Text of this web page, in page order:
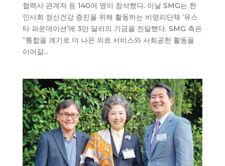
협력사 관계자 등 140여 명이 참석했다. 이날 SMG는 한
인사회 정신건강 증진을 위해 활동하는 비영리단체 ‘유스
타 파운데이션’에 3만 달러의 기금을 전달했다. SMG 측은
“통합을 계기로 더 나은 의료 서비스와 사회공헌 활동을
이어갈...